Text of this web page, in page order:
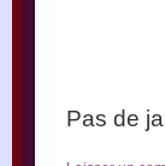
Pas de